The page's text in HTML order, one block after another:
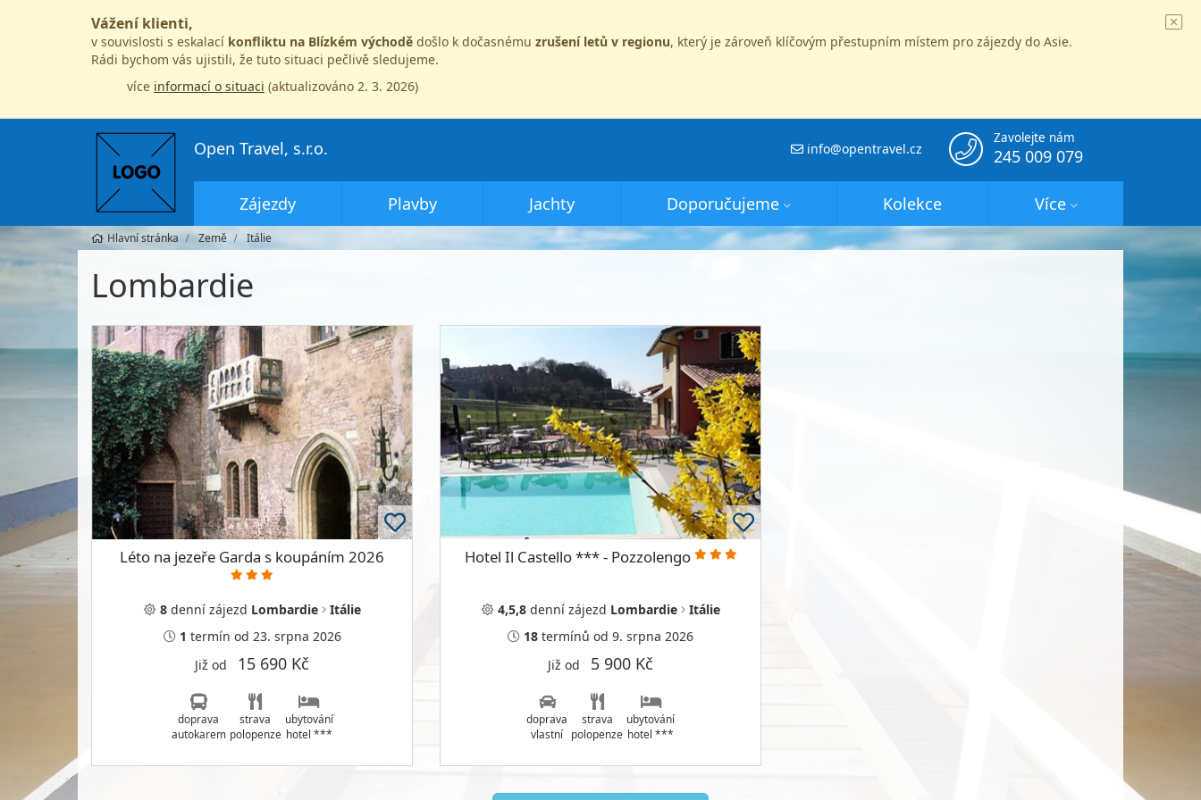
Vážení klienti,
v souvislosti s eskalací konfliktu na Blízkém východě došlo k dočasnému zrušení letů v regionu, který je zároveň klíčovým přestupním místem pro zájezdy do Asie.
Rádi bychom vás ujistili, že tuto situaci pečlivě sledujeme.
více informací o situaci (aktualizováno 2. 3. 2026)
Zavolejte nám
245 009 079
info@opentravel.cz
Open Travel, s.r.o.
Zájezdy Plavby Jachty Doporučujeme Kolekce Více
Hlavní stránka Země Itálie
Lombardie
Léto na jezeře Garda s koupáním 2026
8dennízájezd Lombardie
Itálie
1 termín od 23. srpna 2026
Již od 15 690 Kč
doprava
autokarem
strava
polopenze
ubytování
hotel ***
Hotel Il Castello *** - Pozzolengo
4,5,8dennízájezd Lombardie
Itálie
18 termínů od 9. srpna 2026
Již od 5 900 Kč
doprava
vlastní
strava
polopenze
ubytování
hotel ***